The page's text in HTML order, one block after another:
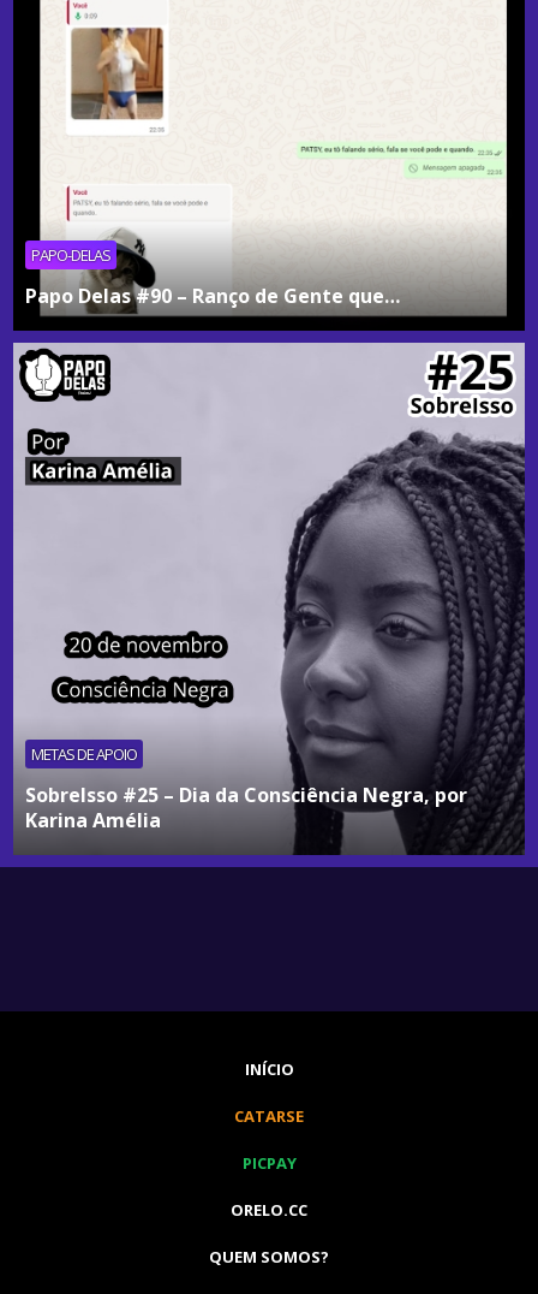
PAPO-DELAS
Papo Delas #90 – Ranço de Gente que…
METAS DE APOIO
SobreIsso #25 – Dia da Consciência Negra, por
Karina Amélia
INÍCIO
CATARSE
PICPAY
ORELO.CC
QUEM SOMOS?